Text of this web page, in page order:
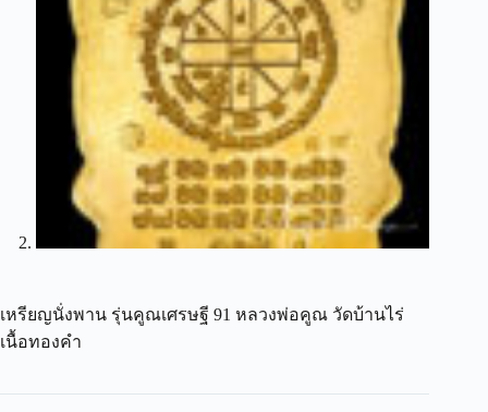
เหรียญนั่งพาน รุ่นคูณเศรษฐี 91 หลวงพ่อคูณ วัดบ้านไร่
เนื้อทองคำ